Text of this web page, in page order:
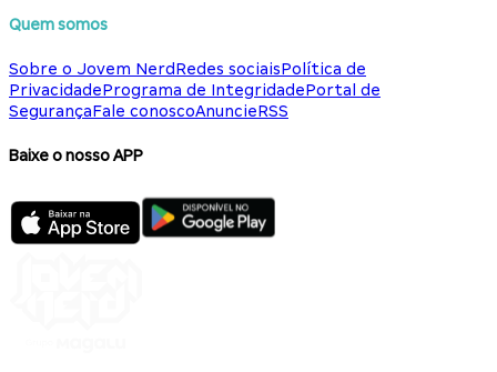
Quem somos
Sobre o Jovem NerdRedes sociaisPolítica de
PrivacidadePrograma de IntegridadePortal de
SegurançaFale conoscoAnuncieRSS
Baixe o nosso APP